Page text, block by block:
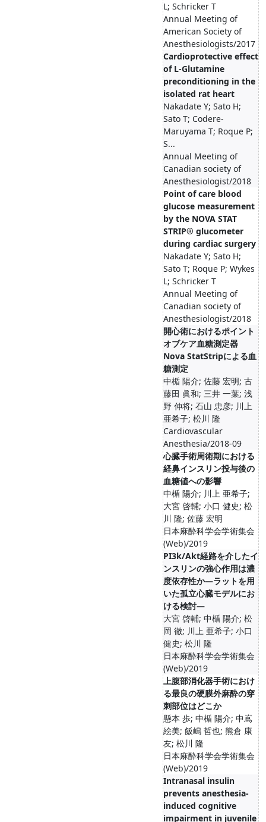
L; Schricker T
Annual Meeting of
American Society of
Anesthesiologists/2017
Cardioprotective effect
of L-Glutamine
preconditioning in the
isolated rat heart
Nakadate Y; Sato H;
Sato T; Codere-
Maruyama T; Roque P;
S...
Annual Meeting of
Canadian society of
Anesthesiologist/2018
Point of care blood
glucose measurement
by the NOVA STAT
STRIP® glucometer
during cardiac surgery
Nakadate Y; Sato H;
Sato T; Roque P; Wykes
L; Schricker T
Annual Meeting of
Canadian society of
Anesthesiologist/2018
開心術におけるポイント
オブケア血糖測定器
Nova StatStripによる血
糖測定
中楯 陽介; 佐藤 宏明; 古
藤田 眞和; 三井 一葉; 浅
野 伸将; 石山 忠彦; 川上
亜希子; 松川 隆
Cardiovascular
Anesthesia/2018-09
心臓手術周術期における
経鼻インスリン投与後の
血糖値への影響
中楯 陽介; 川上 亜希子;
大宮 啓輔; 小口 健史; 松
川 隆; 佐藤 宏明
日本麻酔科学会学術集会
(Web)/2019
PI3k/Akt経路を介したイ
ンスリンの強心作用は濃
度依存性か―ラットを用
いた孤立心臓モデルにお
ける検討―
大宮 啓輔; 中楯 陽介; 松
岡 徹; 川上 亜希子; 小口
健史; 松川 隆
日本麻酔科学会学術集会
(Web)/2019
上腹部消化器手術におけ
る最良の硬膜外麻酔の穿
刺部位はどこか
懸本 歩; 中楯 陽介; 中嶌
絵美; 飯嶋 哲也; 熊倉 康
友; 松川 隆
日本麻酔科学会学術集会
(Web)/2019
Intranasal insulin
prevents anesthesia-
induced cognitive
impairment in juvenile